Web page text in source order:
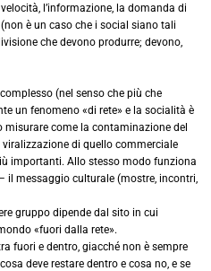
l’informazione, la domanda di
è un caso che i social siano tali
che devono produrre; devono,
(nel senso che più che
un fenomeno «di rete» e la socialità è
come la contaminazione del
di quello commerciale
importanti. Allo stesso modo funziona
il messaggio culturale (mostre, incontri,
gruppo dipende dal sito in cui
«fuori dalla rete».
fuori e dentro, giacché non è sempre
deve restare dentro e cosa no, e se